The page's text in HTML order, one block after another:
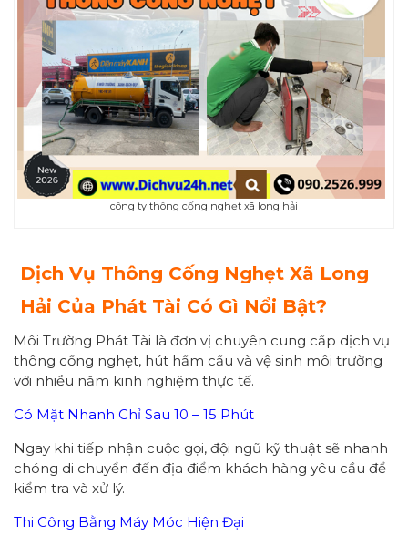
công ty thông cống nghẹt xã long hải
Dịch Vụ Thông Cống Nghẹt Xã Long
Hải Của Phát Tài Có Gì Nổi Bật?
Môi Trường Phát Tài là đơn vị chuyên cung cấp dịch vụ
thông cống nghẹt, hút hầm cầu và vệ sinh môi trường
với nhiều năm kinh nghiệm thực tế.
Có Mặt Nhanh Chỉ Sau 10 – 15 Phút
Ngay khi tiếp nhận cuộc gọi, đội ngũ kỹ thuật sẽ nhanh
chóng di chuyển đến địa điểm khách hàng yêu cầu để
kiểm tra và xử lý.
Thi Công Bằng Máy Móc Hiện Đại